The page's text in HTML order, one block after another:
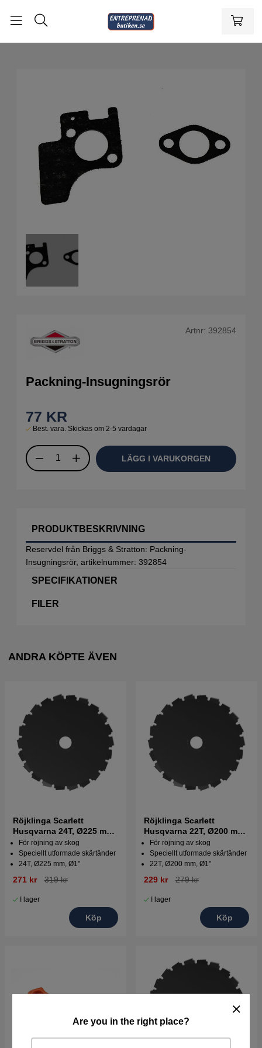
Are you in the right place?
Artnr: 392854
Packning-Insugningsrör
77 KR
Best. vara. Skickas om 2-5 vardagar
LÄGG I VARUKORGEN
PRODUKTBESKRIVNING
Reservdel från Briggs & Stratton: Packning-
Insugningsrör, artikelnummer: 392854
SPECIFIKATIONER
FILER
ANDRA KÖPTE ÄVEN
Röjklinga Scarlett
Husqvarna 24T, Ø225 mm,
Ø1"
För röjning av skog
Speciellt utformade skärtänder
24T, Ø225 mm, Ø1"
271 kr 319 kr
I lager
Köp
Röjklinga Scarlett
Husqvarna 22T, Ø200 mm,
Ø1"
För röjning av skog
Speciellt utformade skärtänder
22T, Ø200 mm, Ø1"
229 kr 279 kr
I lager
Köp